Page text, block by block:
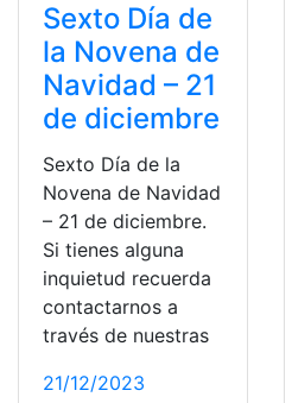
Sexto Día de
la Novena de
Navidad – 21
de diciembre
Sexto Día de la
Novena de Navidad
– 21 de diciembre.
Si tienes alguna
inquietud recuerda
contactarnos a
través de nuestras
21/12/2023